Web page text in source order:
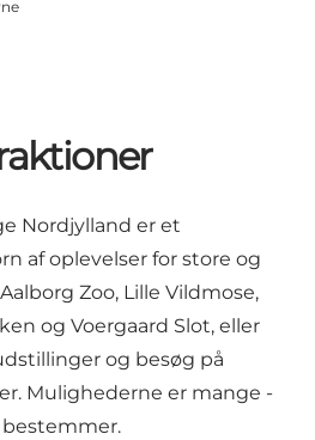
Nordjylland er et
af oplevelser for store og
Zoo, Lille Vildmose,
og Voergaard Slot, eller
og besøg på
Mulighederne er mange -